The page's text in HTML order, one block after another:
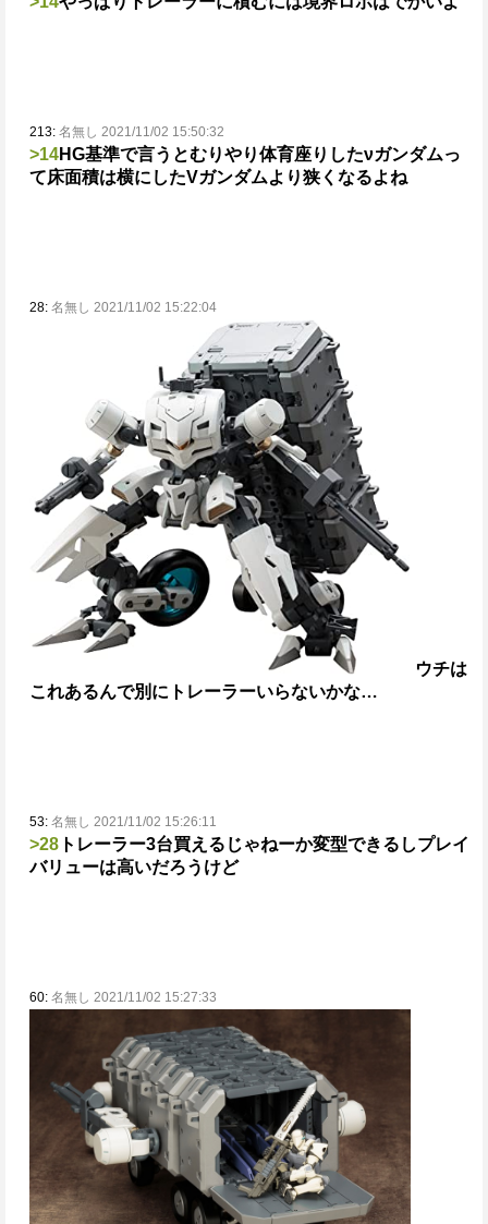
213: 名無し 2021/11/02 15:50:32
>14HG基準で言うとむりやり体育座りしたνガンダムっ
て床面積は横にしたVガンダムより狭くなるよね
28: 名無し 2021/11/02 15:22:04
ウチは
これあるんで別にトレーラーいらないかな…
53: 名無し 2021/11/02 15:26:11
>28 トレーラー3台買えるじゃねーか変型できるしプレイ
バリューは高いだろうけど
60: 名無し 2021/11/02 15:27:33